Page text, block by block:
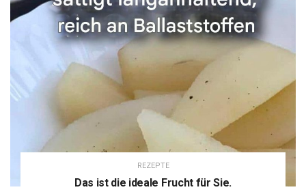
REZEPTE
Das ist die ideale Frucht für Sie.